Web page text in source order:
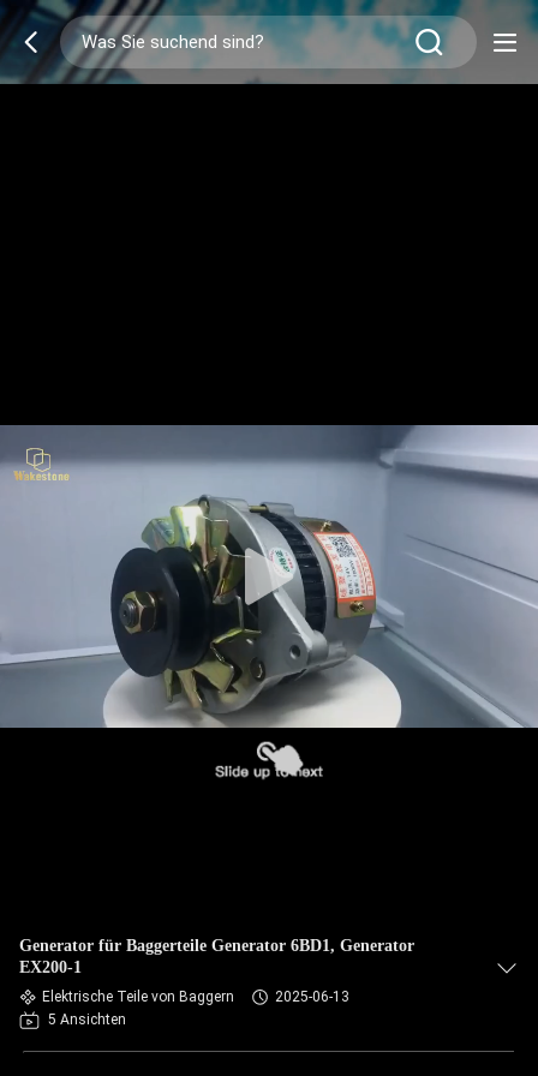
Generator für Baggerteile Generator 6BD1, Generator
EX200-1
Elektrische Teile von Baggern
2025-06-13
5 Ansichten